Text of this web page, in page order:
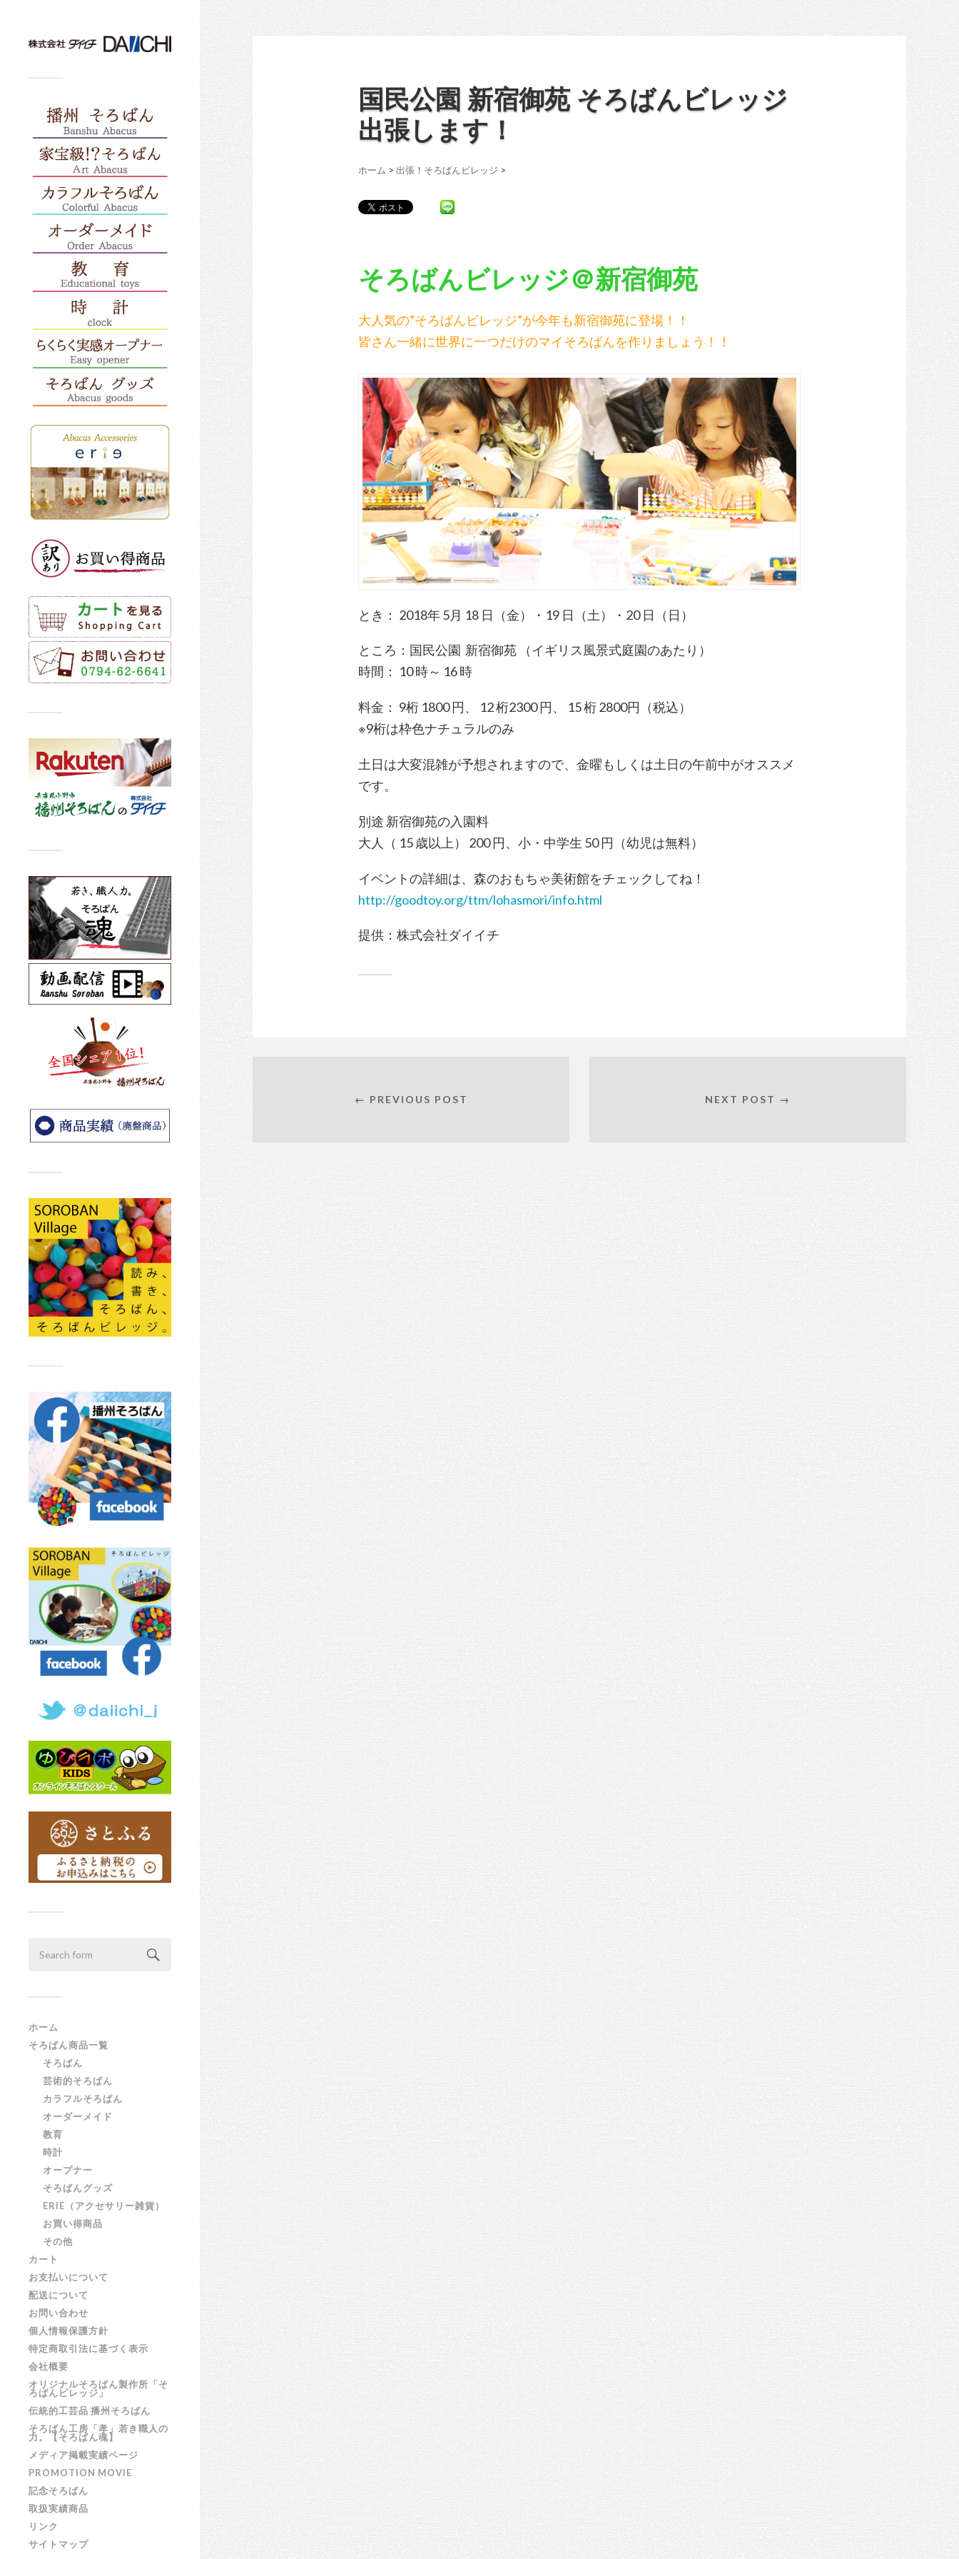
ホーム
そろばん商品一覧
そろばん
芸術的そろばん
カラフルそろばん
オーダーメイド
教育
時計
オープナー
そろばんグッズ
ERIE（アクセサリー雑貨）
お買い得商品
その他
カート
お支払いについて
配送について
お問い合わせ
個人情報保護方針
特定商取引法に基づく表示
会社概要
オリジナルそろばん製作所「そ
ろばんビレッジ」
伝統的工芸品 播州そろばん
そろばん工房「孝」若き職人の
力。【そろばん魂】
メディア掲載実績ページ
PROMOTION MOVIE
記念そろばん
取扱実績商品
リンク
サイトマップ
国民公園 新宿御苑 そろばんビレッジ
出張します！
ホーム > 出張！そろばんビレッジ >
そろばんビレッジ＠新宿御苑
大人気の”そろばんビレッジ”が今年も新宿御苑に登場！！
皆さん一緒に世界に一つだけのマイそろばんを作りましょう！！
とき： 2018年 5月 18 日（金）・19 日（土）・20 日（日）
ところ：国民公園 新宿御苑 （イギリス風景式庭園のあたり）
時間： 10 時～ 16 時
料金： 9桁 1800 円、 12 桁2300 円、 15 桁 2800円（税込）
※9桁は枠色ナチュラルのみ
土日は大変混雑が予想されますので、金曜もしくは土日の午前中がオススメ
です。
別途 新宿御苑の入園料
大人（ 15 歳以上） 200 円、小・中学生 50 円（幼児は無料）
イベントの詳細は、森のおもちゃ美術館をチェックしてね！
http://goodtoy.org/ttm/lohasmori/info.html
提供：株式会社ダイイチ
← PREVIOUS POST NEXT POST →